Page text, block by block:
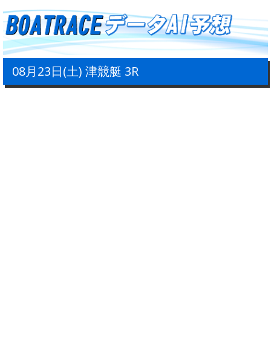
08月23日(土) 津競艇 3R